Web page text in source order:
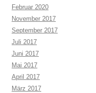
Februar 2020
November 2017
September 2017
Juli 2017
Juni 2017
Mai 2017
April 2017
März 2017